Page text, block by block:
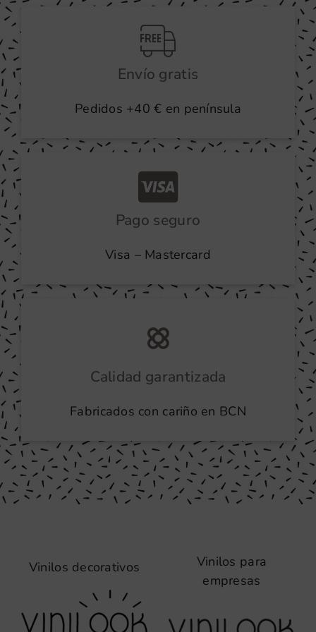
Envío gratis
Pedidos +40 € en península
Pago seguro
Visa – Mastercard
Calidad garantizada
Fabricados con cariño en BCN
Vinilos decorativos
Vinilos para
empresas